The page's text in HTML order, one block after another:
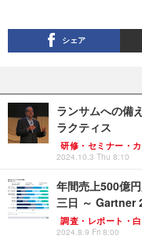
シェア
ランサムへの備
ラクティス
研修・セミナー・
2024.10.3 Thu 8:10
年間売上500億
三日 ～ Gartner
調査・レポート・
2024.8.9 Fri 8:00